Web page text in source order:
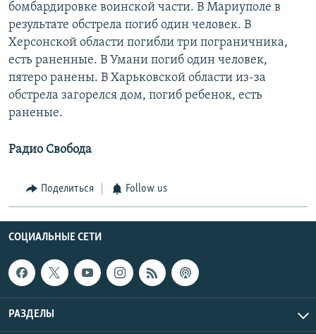
бомбардировке воинской части. В Мариуполе в
результате обстрела погиб один человек. В
Херсонской области погибли три пограничника,
есть раненные. В Умани погиб один человек,
пятеро ранены. В Харьковской области из-за
обстрела загорелся дом, погиб ребенок, есть
раненые.
Радио Свобода
Поделиться Follow us
СОЦИАЛЬНЫЕ СЕТИ
РАЗДЕЛЫ